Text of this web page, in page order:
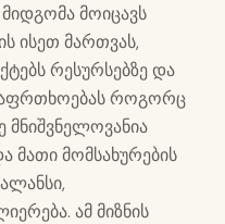
მოიცავს
ისეთ მართვას,
რესურსებზე და
როგორც
მნიშვნელოვანია
მათი მომსახურების
ამ მიზნის